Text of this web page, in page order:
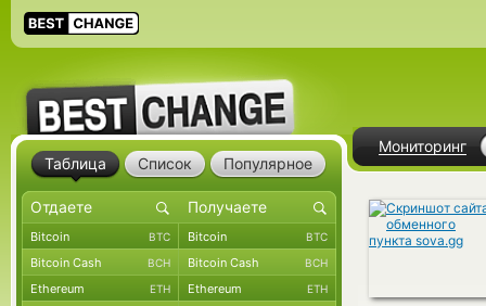
Мониторинг
Таблица Список Популярное
Bitcoin BTC Bitcoin BTC
Bitcoin Cash BCH Bitcoin Cash BCH
Ethereum ETH Ethereum ETH